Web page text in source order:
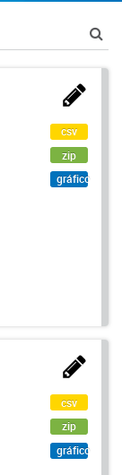
csv
zip
gráfico
csv
zip
gráfico